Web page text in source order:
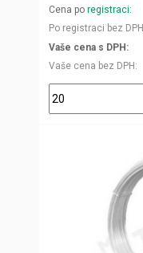
Cena po registraci
Po registraci bez DPH
Vaše cena s DPH
Vaše cena bez DPH